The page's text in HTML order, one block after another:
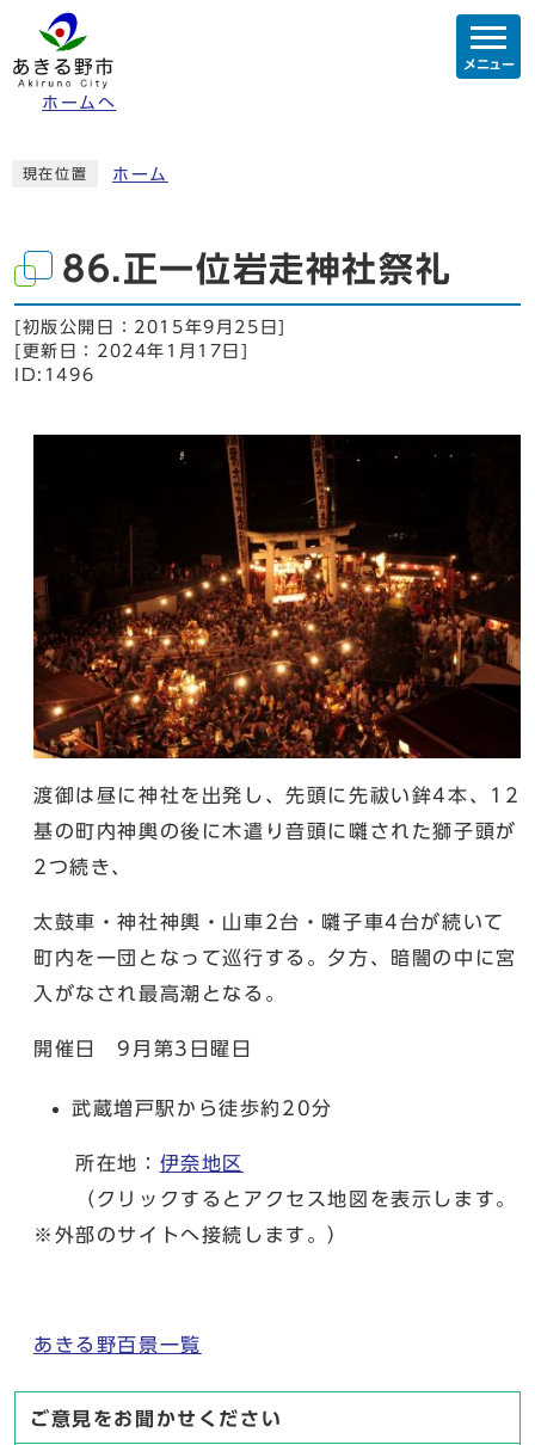
ホームへ
メニュー
現在位置 ホーム
86.正一位岩走神社祭礼
[初版公開日： 2015年9月25日
[更新日： 2024年1月17日
ID:1496
渡御は昼に神社を出発し、先頭に先祓い鉾4本、12
基の町内神輿の後に木遣り音頭に囃された獅子頭が
2つ続き、
太鼓車・神社神輿・山車2台・囃子車4台が続いて
町内を一団となって巡行する。夕方、暗闇の中に宮
入がなされ最高潮となる。
開催日 9月第3日曜日
武蔵増戸駅から徒歩約20分
所在地： 伊奈地区
（クリックするとアクセス地図を表示します。
※外部のサイトへ接続します。）
あきる野百景一覧
ご意見をお聞かせください